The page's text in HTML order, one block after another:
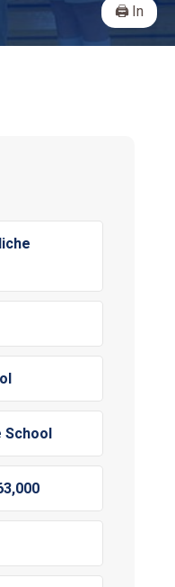
In
School